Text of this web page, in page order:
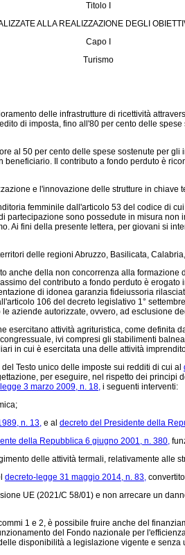
Titolo I
ALLA REALIZZAZIONE DEGLI
Capo I
Turismo
delle infrastrutture di ricettività
di imposta, fino all'80 per cento delle
al 50 per cento delle spese sostenute per
Il contributo a fondo perduto è
e l'innovazione delle strutture in
femminile dall'articolo 53 del codice di cui
sono possedute in misura
Ai fini della presente lettera, per giovani si
delle regioni Abruzzo, Basilicata,
della non concorrenza alla
del contributo a fondo perduto è
di idonea garanzia fideiussoria
106 del decreto legislativo 1°
aziende autorizzate, ovvero, ad esclusione
esercitano attività agrituristica, come definita
ivi compresi gli stabilimenti
in cui è esercitata una delle attività
Testo unico delle imposte sui redditi di cui al
per eseguire, nel rispetto dei
legge 3 marzo 2009, n. 18, i seguenti interventi:
n. 13, e al decreto del Presidente della
della Repubblica 6 giugno 2001, n. 380,
delle attività termali, relativamente alle
decreto-legge 31 maggio 2014, n. 83,
UE (2021/C 58/01) e non arrecare un
1 e 2, è possibile fruire anche del
del Fondo nazionale per
disponibilità a legislazione vigente e